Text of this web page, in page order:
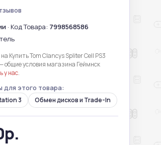
· Код Товара: 7998568586
Купить Tom Clancys Spliter Cell PS3
общие условия магазина Геймнск
у нас.
этого товара:
3 Обмен дисков и Trade-In